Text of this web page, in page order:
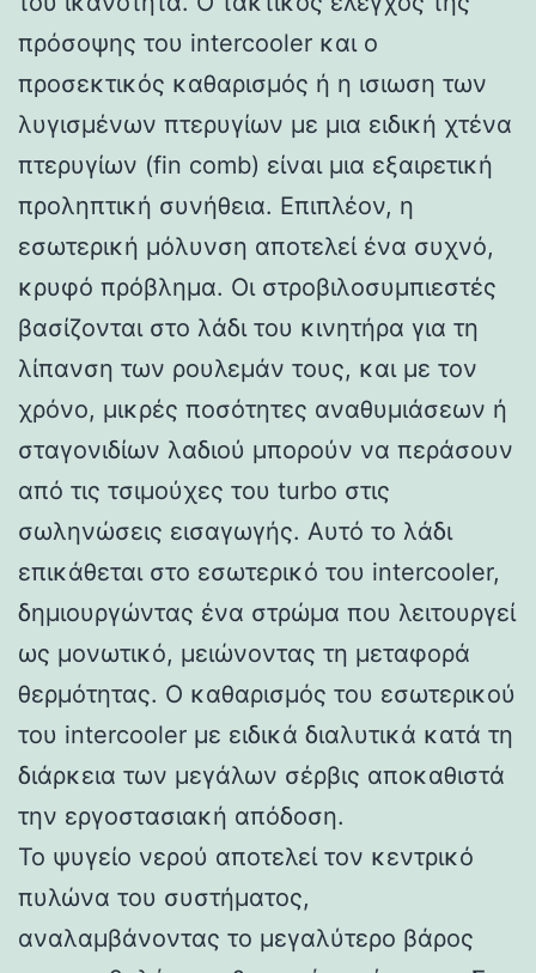
πρόσοψης του intercooler και ο
προσεκτικός καθαρισμός ή η ισιωση των
λυγισμένων πτερυγίων με μια ειδική χτένα
πτερυγίων (fin comb) είναι μια εξαιρετική
προληπτική συνήθεια. Επιπλέον, η
εσωτερική μόλυνση αποτελεί ένα συχνό,
κρυφό πρόβλημα. Οι στροβιλοσυμπιεστές
βασίζονται στο λάδι του κινητήρα για τη
λίπανση των ρουλεμάν τους, και με τον
χρόνο, μικρές ποσότητες αναθυμιάσεων ή
σταγονιδίων λαδιού μπορούν να περάσουν
από τις τσιμούχες του turbo στις
σωληνώσεις εισαγωγής. Αυτό το λάδι
επικάθεται στο εσωτερικό του intercooler,
δημιουργώντας ένα στρώμα που λειτουργεί
ως μονωτικό, μειώνοντας τη μεταφορά
θερμότητας. Ο καθαρισμός του εσωτερικού
του intercooler με ειδικά διαλυτικά κατά τη
διάρκεια των μεγάλων σέρβις αποκαθιστά
την εργοστασιακή απόδοση.
Το ψυγείο νερού αποτελεί τον κεντρικό
πυλώνα του συστήματος,
αναλαμβάνοντας το μεγαλύτερο βάρος